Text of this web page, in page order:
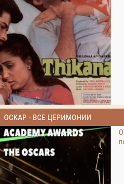
ОСКАР - ВСЕ ЦЕРИМОНИИ